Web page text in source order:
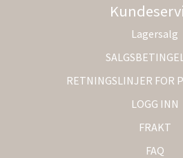
Lagersalg
RETNINGSLINJER FOR
LOGG INN
FRAKT
FAQ